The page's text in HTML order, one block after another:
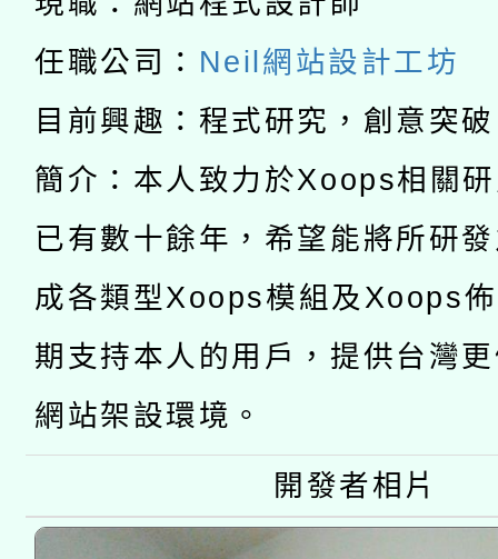
礎課程
A3數位素養講師名單
「數位內容與教學軟體
pilot」
有關大陸委員會函釋公
薪期間赴陸應申請許可
轉知經濟部水利署委託
業技術研究院辦理「
用水績優單位及節水達
動」
115年8月22日(星期六
桃園市孔廟祈福系列
開 智慧啟航」
2026年桃園地景藝術
任職公司： Neil網站設計工坊
目前興趣：程式研究，創意突
簡介：本人致力於Xoops相關
已有數十餘年，希望能將所研
成各類型Xoops模組及Xoops
期支持本人的用戶，提供台灣
網站架設環境。
開發者相片